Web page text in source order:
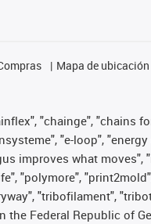
Mapa de ubicación
"chainge", "chains
"e-loop",
improves what
"polymore",
"tribofilament",
the Federal Republic